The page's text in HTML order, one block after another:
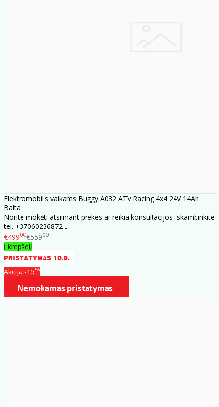
Elektromobilis vaikams Buggy A032 ATV Racing 4x4 24V 14Ah
Balta
Norite mokėti atsiimant prekes ar reikia konsultacijos- skambinkite
tel. +37060236872 ..
€49900€55900
Į krepšelį
Akcija -15%